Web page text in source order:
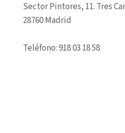
Sector Pintores, 11. Tres
28760 Madrid
Teléfono: 918 03 18 58